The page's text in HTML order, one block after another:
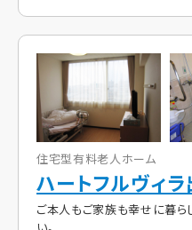
住宅型有料老人ホーム
ハートフルヴィ
ご本人もご家族も幸せに暮